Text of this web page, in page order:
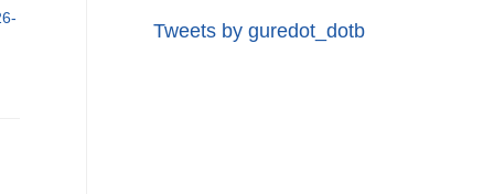
Tweets by guredot_dotb